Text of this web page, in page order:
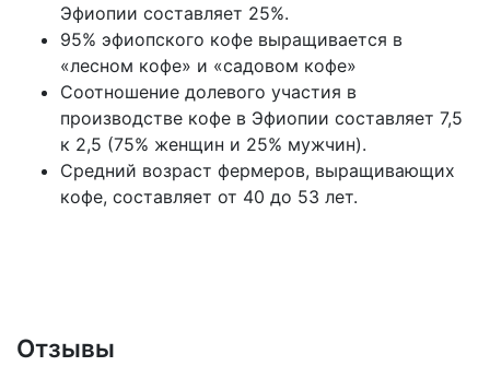
Эфиопии составляет 25%.
95% эфиопского кофе выращивается в
«лесном кофе» и «садовом кофе»
Соотношение долевого участия в
производстве кофе в Эфиопии составляет 7,5
к 2,5 (75% женщин и 25% мужчин).
Средний возраст фермеров, выращивающих
кофе, составляет от 40 до 53 лет.
Отзывы